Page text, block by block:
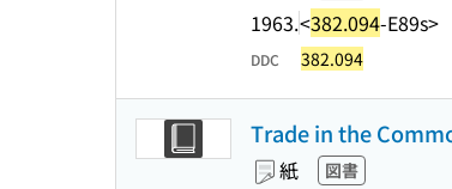
1963.<382.094-E89s>
DDC 382.094
Trade in the
紙 図書